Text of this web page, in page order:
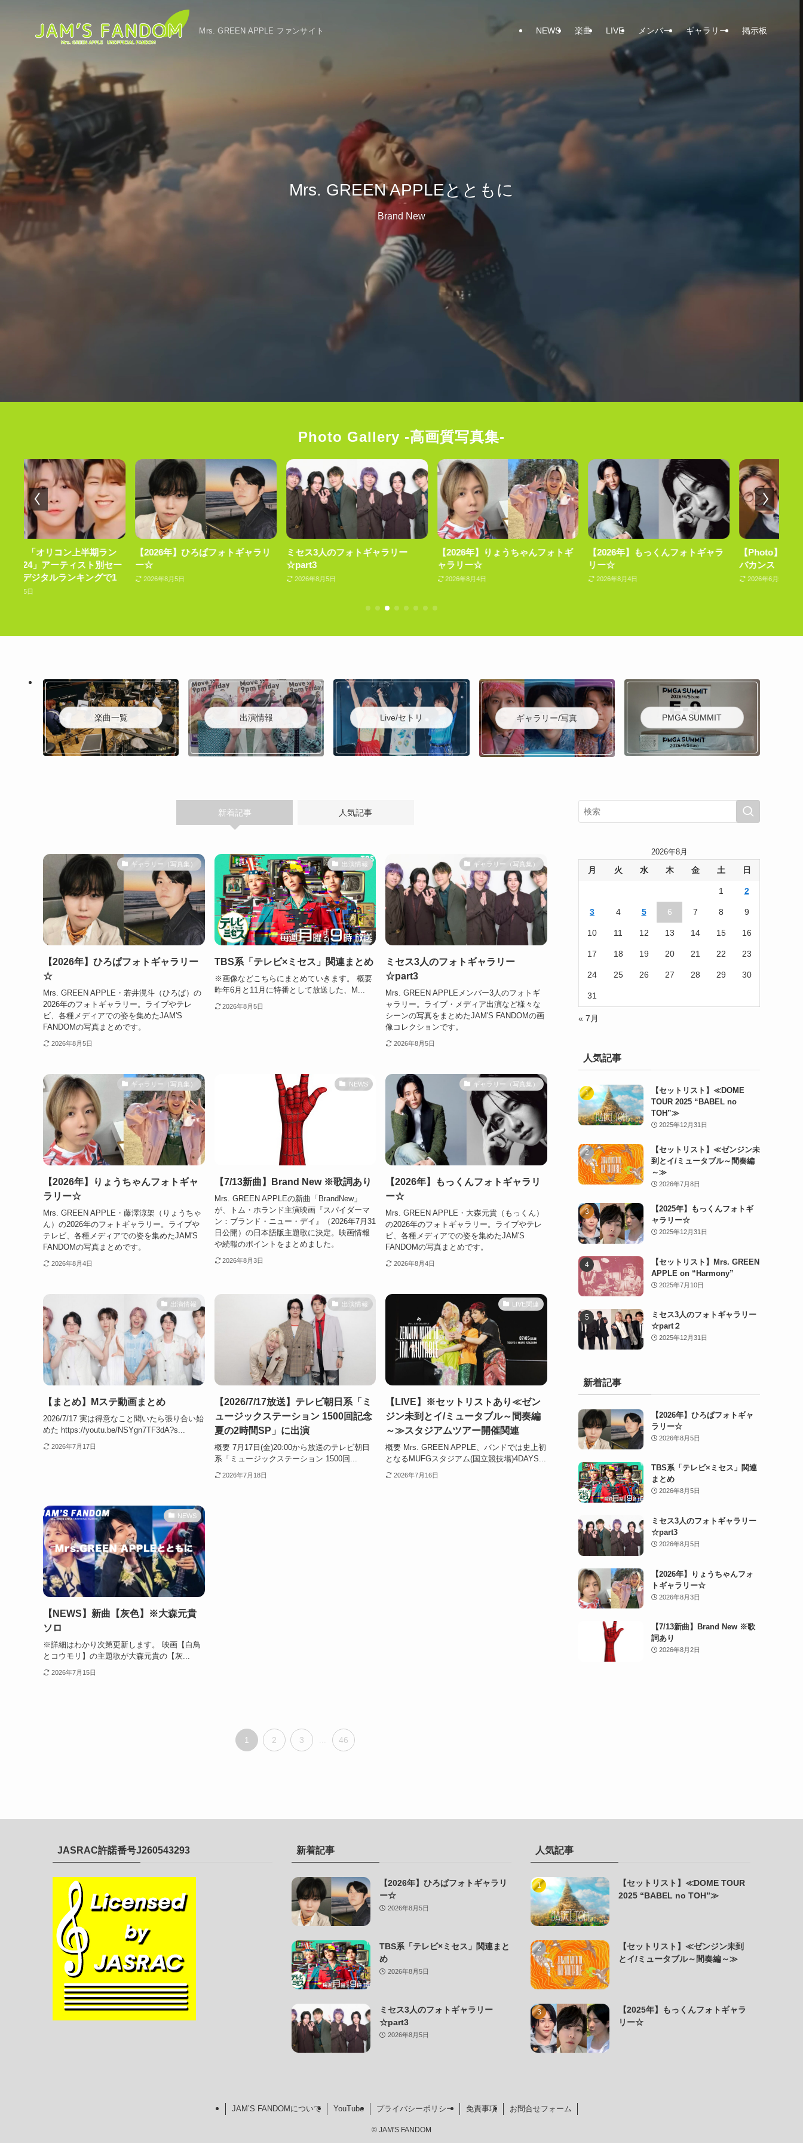
Mrs. GREEN APPLE ファンサイト NEWS 楽曲 LIVE メンバー ギャラリー 掲示板
Mrs. GREEN APPLEとともに
Brand New
Photo Gallery -高画質写真集-
【2026年】ひろぱフォトギャラリ
ー☆
2026年8月5日
ミセス3人のフォトギャラリー
【2026年】りょうちゃんフォトギ
【2026年】もっくんフォトギャラ
リー☆
【Photo】【MV Behind】ビター
楽曲一覧 出演情報 Live/セトリ ギャラリー/写真 PMGA SUMMIT
新着記事 人気記事
ギャラリー（写真集）
【2026年】ひろぱフォトギャラリー
☆
Mrs. GREEN APPLE・若井滉斗（ひろぱ）の
2026年のフォトギャラリー。ライブやテレ
ビ、各種メディアでの姿を集めたJAM'S
FANDOMの写真まとめです。
2026年8月5日
出演情報
TBS系「テレビ×ミセス」関連まとめ
※画像などこちらにまとめていきます。 概要
昨年6月と11月に特番として放送した、M...
2026年8月5日
ギャラリー（写真集）
ミセス3人のフォトギャラリー
☆part3
Mrs. GREEN APPLEメンバー3人のフォトギ
ャラリー。ライブ・メディア出演など様々な
シーンの写真をまとめたJAM'S FANDOMの画
像コレクションです。
2026年8月5日
ギャラリー（写真集）
【2026年】りょうちゃんフォトギャ
ラリー☆
Mrs. GREEN APPLE・藤澤涼架（りょうちゃ
ん）の2026年のフォトギャラリー。ライブや
テレビ、各種メディアでの姿を集めたJAM'S
FANDOMの写真まとめです。
2026年8月4日
NEWS
【7/13新曲】Brand New ※歌詞あり
Mrs. GREEN APPLEの新曲「BrandNew」
が、トム・ホランド主演映画『スパイダーマ
ン：ブランド・ニュー・デイ』（2026年7月31
日公開）の日本語版主題歌に決定。映画情報
や続報のポイントをまとめました。
2026年8月3日
ギャラリー（写真集）
【2026年】もっくんフォトギャラリ
ー☆
Mrs. GREEN APPLE・大森元貴（もっくん）
の2026年のフォトギャラリー。ライブやテレ
ビ、各種メディアでの姿を集めたJAM'S
FANDOMの写真まとめです。
2026年8月4日
出演情報
【まとめ】Mステ動画まとめ
2026/7/17 実は得意なこと聞いたら張り合い始
めた https://youtu.be/NSYgn7TF3dA?s...
2026年7月17日
出演情報
【2026/7/17放送】テレビ朝日系「ミ
ュージックステーション 1500回記念
夏の2時間SP」に出演
概要 7月17日(金)20:00から放送のテレビ朝日
系「ミュージックステーション 1500回...
2026年7月18日
LIVE関連
【LIVE】※セットリストあり≪ゼン
ジン未到とイ/ミュータブル～間奏編
～≫スタジアムツアー開催関連
概要 Mrs. GREEN APPLE、バンドでは史上初
となるMUFGスタジアム(国立競技場)4DAYS...
2026年7月16日
NEWS
【NEWS】新曲【灰色】※大森元貴
ソロ
※詳細はわかり次第更新します。 映画【白鳥
とコウモリ】の主題歌が大森元貴の【灰...
2026年7月15日
1 2 3 ... 46
2026年8月
月 火 水 木 金 土 日
1 2
3 4 5 6 7 8 9
10 11 12 13 14 15 16
17 18 19 20 21 22 23
24 25 26 27 28 29 30
31
« 7月
人気記事
【セットリスト】≪DOME
TOUR 2025 “BABEL no
TOH”≫
2025年12月31日
【セットリスト】≪ゼンジン未
到とイ/ミュータブル～間奏編
～≫
2026年7月8日
【2025年】もっくんフォトギ
ャラリー☆
2025年12月31日
【セットリスト】Mrs. GREEN
APPLE on “Harmony”
2025年7月10日
ミセス3人のフォトギャラリー
☆part２
2025年12月31日
新着記事
【2026年】ひろぱフォトギャ
ラリー☆
2026年8月5日
TBS系「テレビ×ミセス」関連
まとめ
2026年8月5日
ミセス3人のフォトギャラリー
☆part3
2026年8月5日
【2026年】りょうちゃんフォ
トギャラリー☆
2026年8月3日
【7/13新曲】Brand New ※歌
詞あり
2026年8月2日
JASRAC許諾番号J260543293 新着記事
【2026年】ひろぱフォトギャラリ
ー☆
2026年8月5日
TBS系「テレビ×ミセス」関連まと
め
2026年8月5日
ミセス3人のフォトギャラリー
☆part3
2026年8月5日
人気記事
【セットリスト】≪DOME TOUR
2025 “BABEL no TOH”≫
【セットリスト】≪ゼンジン未到
とイ/ミュータブル～間奏編～≫
【2025年】もっくんフォトギャラ
リー☆
JAM’S FANDOMについて YouTube プライバシーポリシー 免責事項 お問合せフォーム
© JAM'S FANDOM